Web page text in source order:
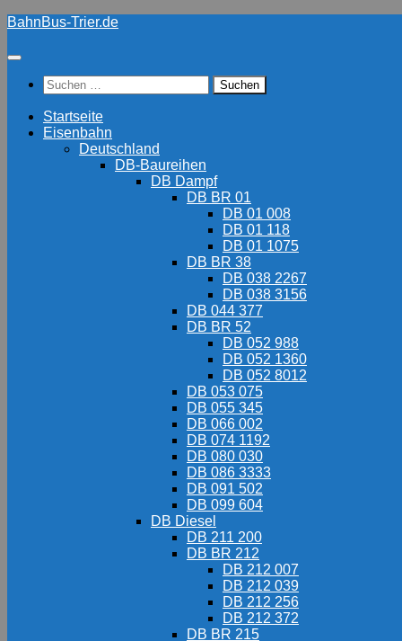
Zum
springen
BahnBus-Trier.de
Suchen
nach:
Startseite
Eisenbahn
Deutschland
DB-Baureihen
DB Dampf
DB BR 01
DB 01 008
DB 01 118
DB 01 1075
DB BR 38
DB 038 2267
DB 038 3156
DB 044 377
DB BR 52
DB 052 988
DB 052 1360
DB 052 8012
DB 053 075
DB 055 345
DB 066 002
DB 074 1192
DB 080 030
DB 086 3333
DB 091 502
DB 099 604
DB Diesel
DB 211 200
DB BR 212
DB 212 007
DB 212 039
DB 212 256
DB 212 372
DB BR 215